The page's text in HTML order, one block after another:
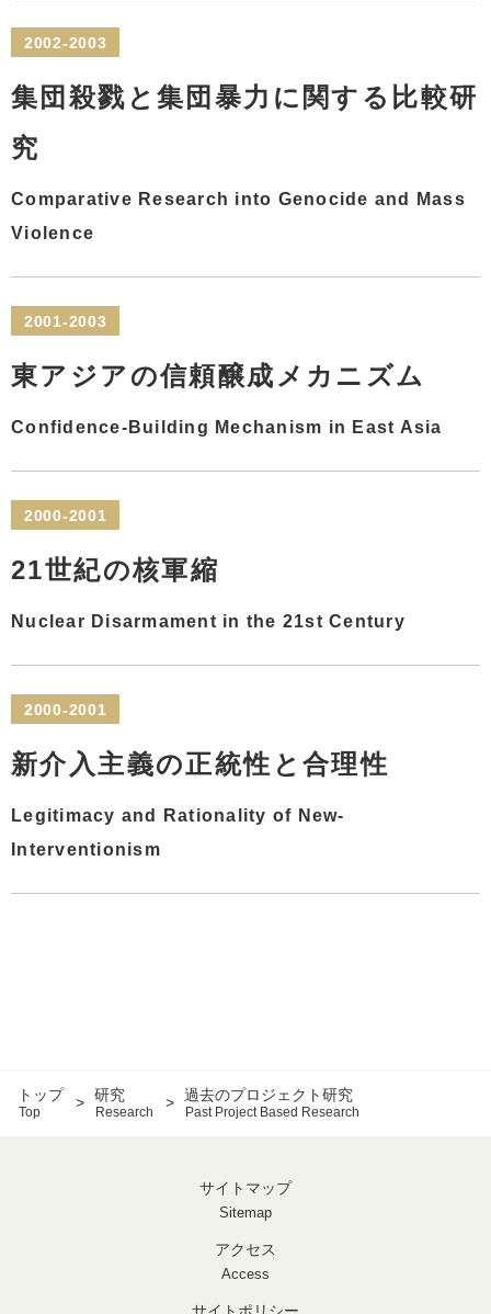
2002-2003
集団殺戮と集団暴力に関する比較研
究
Comparative Research into Genocide and Mass
Violence
2001-2003
東アジアの信頼醸成メカニズム
Confidence-Building Mechanism in East Asia
2000-2001
21世紀の核軍縮
Nuclear Disarmament in the 21st Century
2000-2001
新介入主義の正統性と合理性
Legitimacy and Rationality of New-
Interventionism
トップ
Top
研究
Research
過去のプロジェクト研究
Past Project Based Research
サイトマップ
Sitemap
アクセス
Access